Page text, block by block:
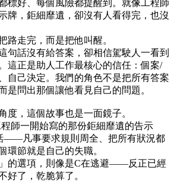
標好、每個風險都提醒到。就像工程師
牌，鉅細靡遺，卻沒有人看得完，也沒
路走完，而是把他叫醒。
句話沒有給答案，卻相信駕駛人一看到
這正是助人工作最核心的信任：個案/
自己決定。我們的角色不是把所有答案
是問出那個讓他看見自己的問題。
度，這個故事也是一面鏡子。
師一開始寫的那份鉅細靡遺的告示
——凡事要求規則周全、把所有狀況都
環節就是自己的失職。
的選項，則像是C在逃避——反正已經
好了，乾脆算了。